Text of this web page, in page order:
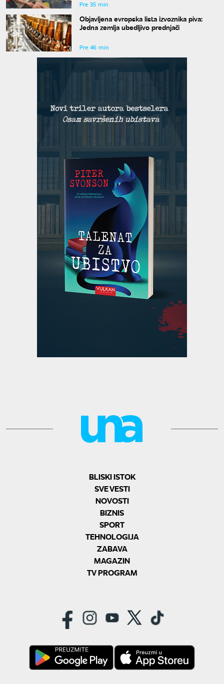
Pre 35 min
Objavljena evropska lista izvoznika piva:
Jedna zemlja ubedljivo prednjači
Pre 46 min
BLISKI ISTOK
SVE VESTI
NOVOSTI
BIZNIS
SPORT
TEHNOLOGIJA
ZABAVA
MAGAZIN
TV PROGRAM